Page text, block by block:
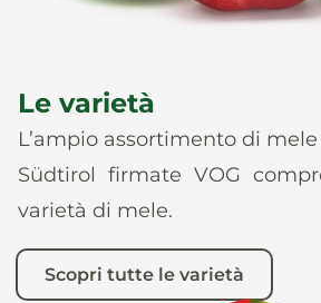
Es
Le varietà
L’ampio assortimento di
Südtirol firmate VOG
varietà di mele.
Scopri tutte le varietà